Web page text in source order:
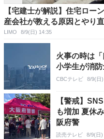
【宅建士が解説】住宅ロー
産会社が教える原因とやり
LIMO 8/9(日) 14:35
火事の時は「
小学生が消
CBCテレビ 8/9(日
【警戒】
も増加 夏休
阪府警
読売テレビ 8/9(日)